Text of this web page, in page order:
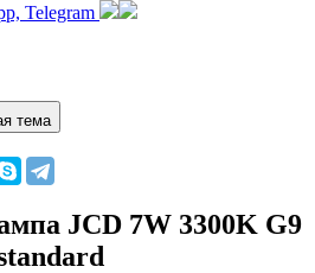
Telegram
тема
JCD 7W 3300K G9